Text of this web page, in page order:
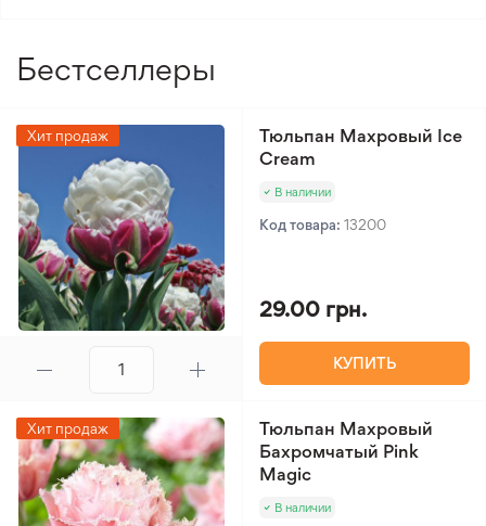
Бестселлеры
Хит продаж
Тюльпан Махровый Ice
Cream
В наличии
Код товара: 13200
29.00 грн.
КУПИТЬ
Хит продаж
Тюльпан Махровый
Бахромчатый Pink
Magic
В наличии